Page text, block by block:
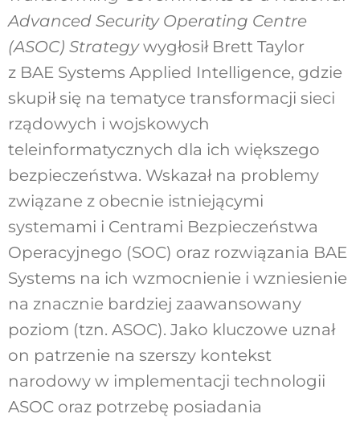
Advanced Security Operating Centre
(ASOC) Strategywygłosił Brett Taylor
z BAE Systems Applied Intelligence, gdzie
skupił się na tematyce transformacji sieci
rządowych i wojskowych
teleinformatycznych dla ich większego
bezpieczeństwa. Wskazał na problemy
związane z obecnie istniejącymi
systemami i Centrami Bezpieczeństwa
Operacyjnego (SOC) oraz rozwiązania BAE
Systems na ich wzmocnienie i wzniesienie
na znacznie bardziej zaawansowany
poziom (tzn. ASOC). Jako kluczowe uznał
on patrzenie na szerszy kontekst
narodowy w implementacji technologii
ASOC oraz potrzebę posiadania